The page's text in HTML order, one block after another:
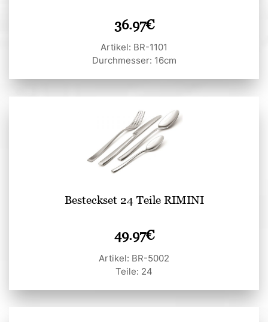
36.97€
Artikel: BR-1101
Durchmesser: 16cm
Besteckset 24 Teile RIMINI
49.97€
Artikel: BR-5002
Teile: 24